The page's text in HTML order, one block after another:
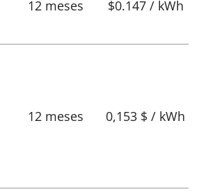
12 meses $0.147 / kWh
12 meses 0,153 $ / kWh